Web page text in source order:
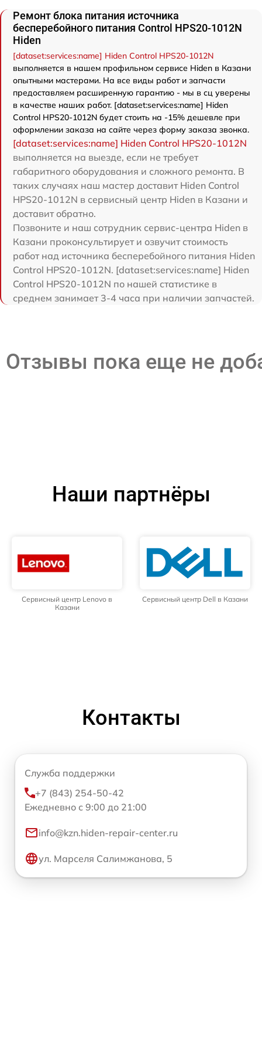
Ремонт блока питания источника
бесперебойного питания Control HPS20-1012N
Hiden
[dataset:services:name] Hiden Control HPS20-1012N
выполняется в нашем профильном сервисе Hiden в Казани
опытными мастерами. На все виды работ и запчасти
предоставляем расширенную гарантию - мы в сц уверены
в качестве наших работ. [dataset:services:name] Hiden
Control HPS20-1012N будет стоить на -15% дешевле при
оформлении заказа на сайте через форму заказа звонка.
[dataset:services:name] Hiden Control HPS20-1012N
выполняется на выезде, если не требует
габаритного оборудования и сложного ремонта. В
таких случаях наш мастер доставит Hiden Control
HPS20-1012N в сервисный центр Hiden в Казани и
доставит обратно.
Позвоните и наш сотрудник сервис-центра Hiden в
Казани проконсультирует и озвучит стоимость
работ над источника бесперебойного питания Hiden
Control HPS20-1012N. [dataset:services:name] Hiden
Control HPS20-1012N по нашей статистике в
среднем занимает 3-4 часа при наличии запчастей.
Отзывы пока еще не
Наши партнёры
Сервисный центр Lenovo в
Казани
Сервисный центр Dell в Казани
Контакты
Служба поддержки
+7 (843) 254-50-42
Ежедневно с 9:00 до 21:00
info@kzn.hiden-repair-center.ru
ул. Марселя Салимжанова, 5